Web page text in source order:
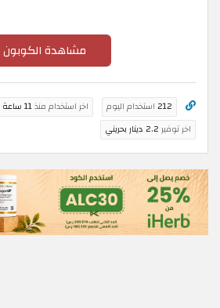
مشاهدة الكوبون
212 استخدام اليوم اخر استخدام منذ11 ساعة
اخر توفير 2.2 دينار بحريني